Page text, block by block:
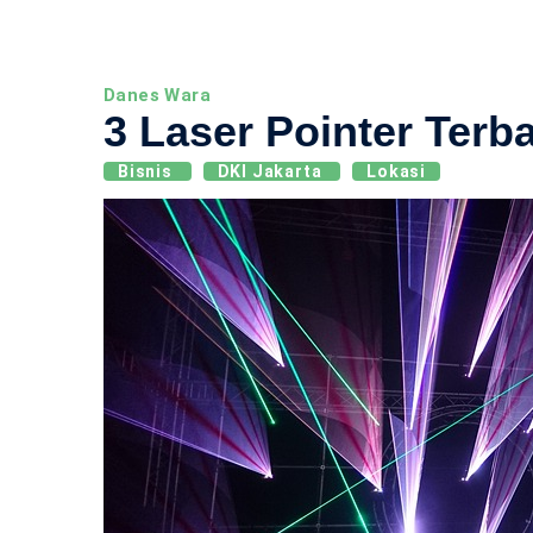
Danes Wara
3 Laser Pointer
Bisnis DKI Jakarta Lokasi